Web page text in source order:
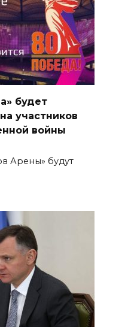
будет
участников
войны
Арены» будут